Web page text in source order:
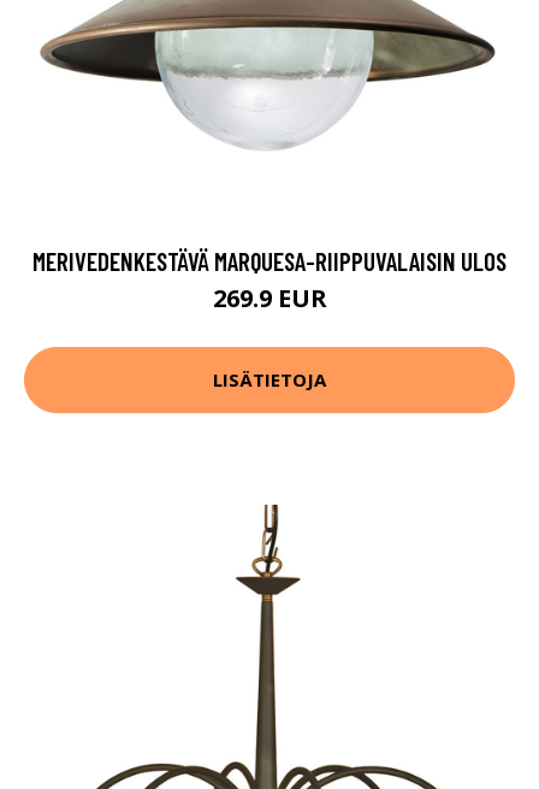
MERIVEDENKESTÄVÄ MARQUESA-RIIPPUVALAISIN ULOS
269.9 EUR
LISÄTIETOJA